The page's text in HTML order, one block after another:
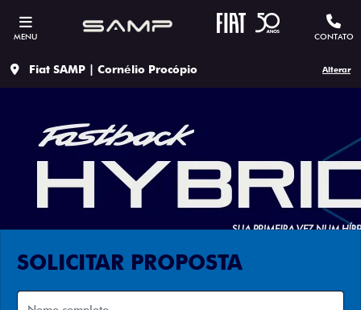
MENU CONTATO
Fiat SAMP | Cornélio Procópio Alterar
SOLICITAR PROPOSTA